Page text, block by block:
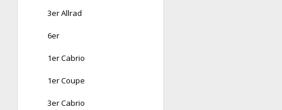
3er Allrad
6er
1er Cabrio
1er Coupe
3er Cabrio